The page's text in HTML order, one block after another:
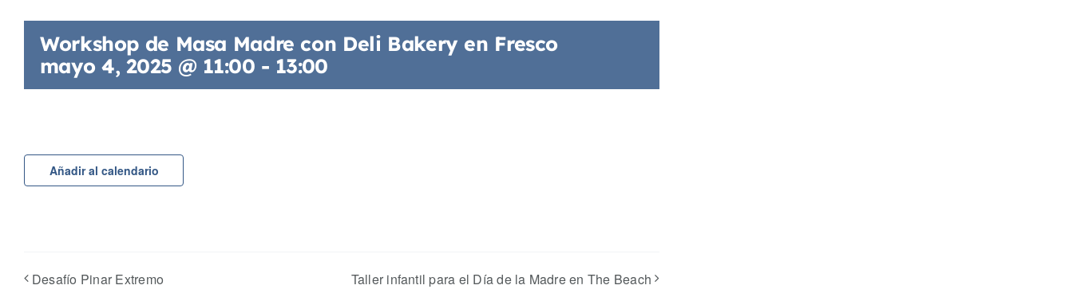
Workshop de Masa Madre con Deli Bakery en Fresco
mayo 4, 2025 @ 11:00 - 13:00
Añadir al calendario
Desafío Pinar Extremo Taller infantil para el Día de la Madre en The Beach